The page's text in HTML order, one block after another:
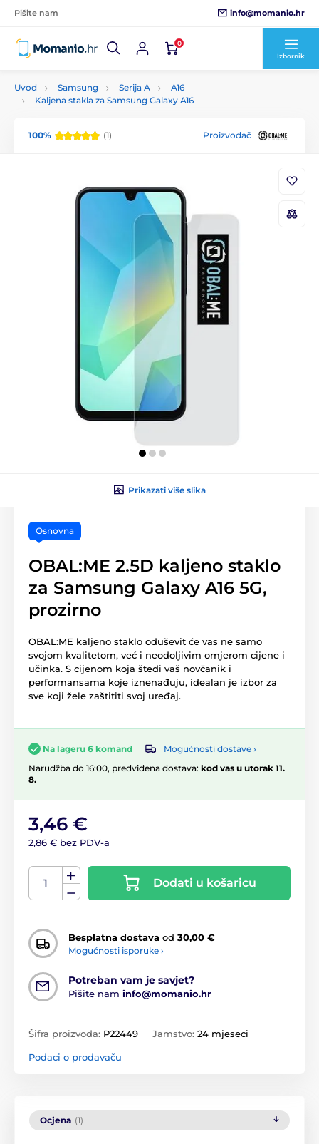
Pišite nam info@momanio.hr
0
Izbornik
Uvod Samsung Serija A
A16
Kaljena stakla za Samsung Galaxy A16
100% (1) Proizvođač
Prikazati više slika
Osnovna
OBAL:ME 2.5D kaljeno staklo
za Samsung Galaxy A16 5G,
prozirno
OBAL:ME kaljeno staklo oduševit će vas ne samo
svojom kvalitetom, već i neodoljivim omjerom cijene i
učinka. S cijenom koja štedi vaš novčanik i
performansama koje iznenađuju, idealan je izbor za
sve koji žele zaštititi svoj uređaj.
Na lageru 6 komand
Mogućnosti dostave ›
Narudžba do 16:00, predviđena dostava: kod vas u utorak 11.
8.
3,46 €
2,86 € bez PDV-a
Dodati u košaricu
Besplatna dostava od 30,00 €
Mogućnosti isporuke ›
Potreban vam je savjet?
Pišite nam info@momanio.hr
Šifra proizvoda: P22449 Jamstvo: 24 mjeseci
Podaci o prodavaču
Ocjena (1)